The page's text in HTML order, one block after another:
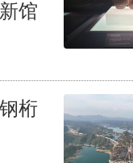
馆
桁